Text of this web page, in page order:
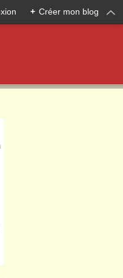
+ Créer mon blog